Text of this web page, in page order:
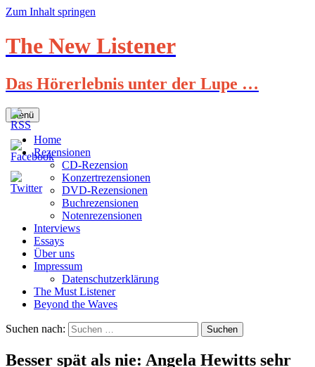
Zum Inhalt springen
The New Listener
Das Hörerlebnis unter der Lupe …
Menü
Home
Rezensionen
CD-Rezension
Konzertrezensionen
DVD-Rezensionen
Buchrezensionen
Notenrezensionen
Interviews
Essays
Über uns
Impressum
Datenschutzerklärung
The Must Listener
Beyond the Waves
Suchen nach:
Besser spät als nie: Angela Hewitts sehr